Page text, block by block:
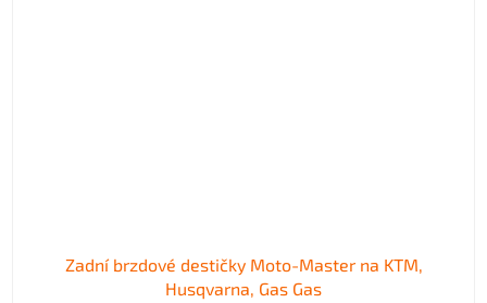
Zadní brzdové destičky Moto-Master na KTM,
Husqvarna, Gas Gas